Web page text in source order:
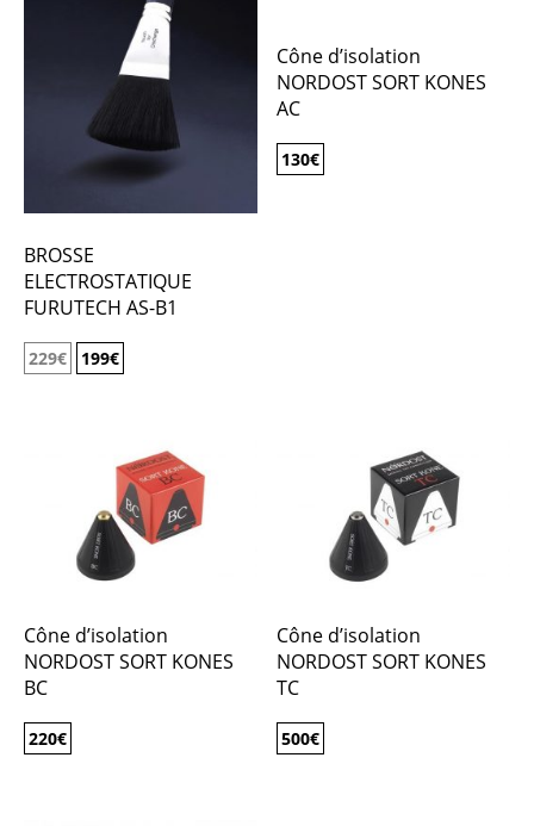
BROSSE
ELECTROSTATIQUE
FURUTECH AS-B1
229€ 199€
Cône d’isolation
NORDOST SORT KONES
AC
130€
Cône d’isolation
NORDOST SORT KONES
BC
220€
Cône d’isolation
NORDOST SORT KONES
TC
500€